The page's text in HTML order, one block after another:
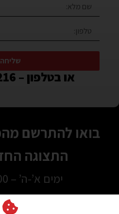
בואו להתרשם
התצוגה
ימים א’-ה’ – 8:30-17:00
שליחה
או בטלפון – 077-2319216